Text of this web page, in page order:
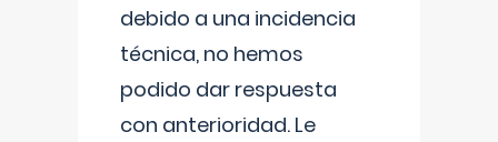
debido a una incidencia
técnica, no hemos
podido dar respuesta
con anterioridad. Le